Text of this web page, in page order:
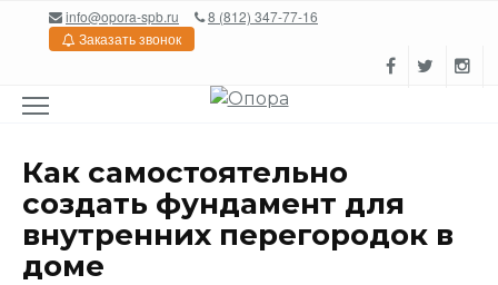
Перейтиinfo@opora-spb.ru
8 (812) 347-77-16
Заказать звонок
Как самостоятельно
создать фундамент для
внутренних перегородок в
доме